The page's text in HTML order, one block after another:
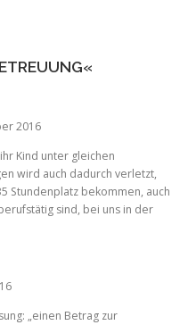
2016
Kind unter gleichen
wird auch dadurch verletzt,
Stundenplatz bekommen, auch
sind, bei uns in der
„einen Betrag zur